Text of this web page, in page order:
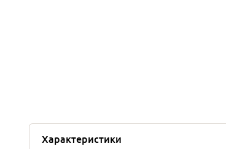
Характеристики